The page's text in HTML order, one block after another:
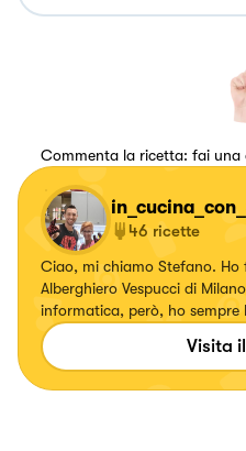
Commenta la ricetta: fai
46 ricette
Ciao, mi chiamo Stefano.
Alberghiero Vespucci di
informatica, però, ho sempre
Recentemente ho scritto
di fare, creare e
Visita